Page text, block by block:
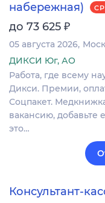
набережная)
до 73 625 ₽
05 августа 2026
ДИКСИ Юг, АО
Работа, где всему
Дикси. Премии,
Соцпакет.
вакансию, добавьте
это…
Консультант-